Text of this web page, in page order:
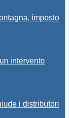
imposto
intervento
i distributori